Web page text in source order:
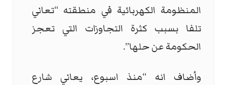
المنظومة الكهربائية في منطقته “تعاني
تلفا بسبب كثرة التجاوزات التي تعجز
الحكومة عن حلها”.
وأضاف انه “منذ اسبوع، يعاني شارع